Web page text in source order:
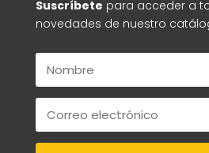
Suscríbete para acceder a
novedades de nuestro